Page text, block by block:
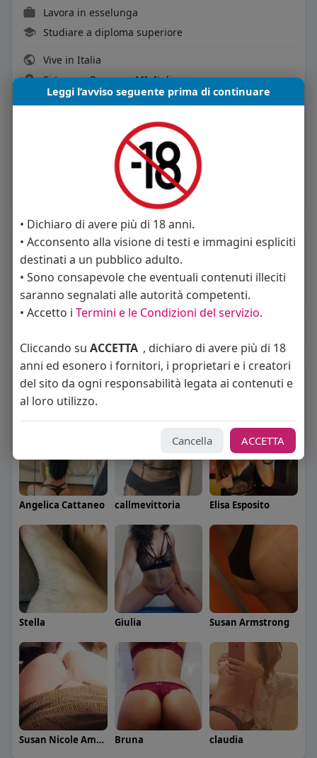
Lavora in esselunga
Studiare a diploma superiore
Vive in Italia
Si trova a Rozzano, MI, Italia
About
Sto cercando:
donne
Orientamento sessuale: eterosessuale
Seguiti (15)
Angelica Cattaneo callmevittoria Elisa Esposito
Stella Giulia Susan Armstrong
Susan Nicole Amstrong Bruna claudia
Leggi l’avviso seguente prima di continuare
• Dichiaro di avere più di 18 anni.
• Acconsento alla visione di testi e immagini espliciti
destinati a un pubblico adulto.
• Sono consapevole che eventuali contenuti illeciti
saranno segnalati alle autorità competenti.
• Accetto i Termini e le Condizioni del servizio.
Cliccando su ACCETTA , dichiaro di avere più di 18
anni ed esonero i fornitori, i proprietari e i creatori
del sito da ogni responsabilità legata ai contenuti e
al loro utilizzo.
Cancella ACCETTA